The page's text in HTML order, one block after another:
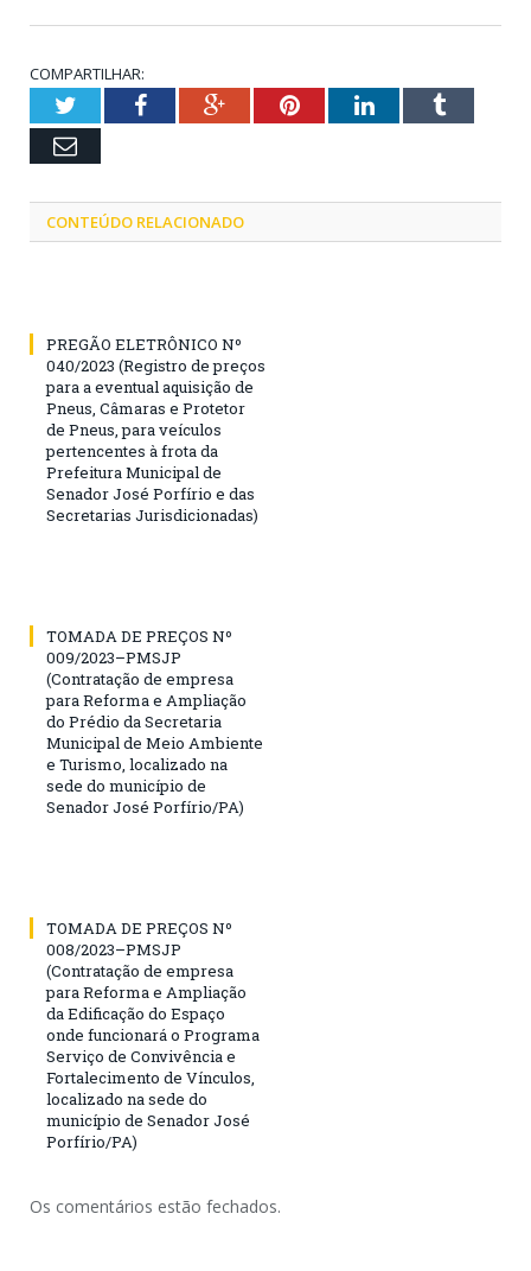
COMPARTILHAR:
TwitterFacebookGoogle+PinterestLinkedInTumblr
Email
CONTEÚDO RELACIONADO
PREGÃO ELETRÔNICO Nº
040/2023 (Registro de preços
para a eventual aquisição de
Pneus, Câmaras e Protetor
de Pneus, para veículos
pertencentes à frota da
Prefeitura Municipal de
Senador José Porfírio e das
Secretarias Jurisdicionadas)
TOMADA DE PREÇOS Nº
009/2023–PMSJP
(Contratação de empresa
para Reforma e Ampliação
do Prédio da Secretaria
Municipal de Meio Ambiente
e Turismo, localizado na
sede do município de
Senador José Porfírio/PA)
TOMADA DE PREÇOS Nº
008/2023–PMSJP
(Contratação de empresa
para Reforma e Ampliação
da Edificação do Espaço
onde funcionará o Programa
Serviço de Convivência e
Fortalecimento de Vínculos,
localizado na sede do
município de Senador José
Porfírio/PA)
Os comentários estão fechados.